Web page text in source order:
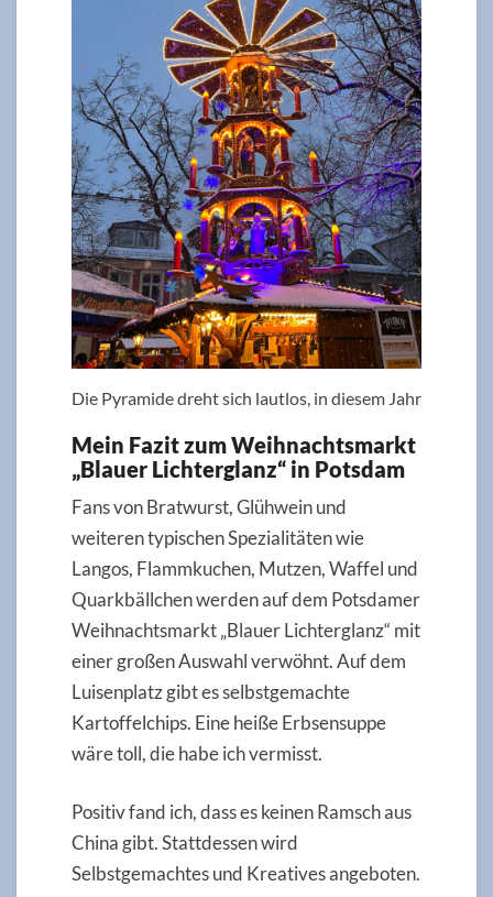
Die Pyramide dreht sich lautlos, in diesem Jahr
Mein Fazit zum Weihnachtsmarkt
„Blauer Lichterglanz“ in Potsdam
Fans von Bratwurst, Glühwein und
weiteren typischen Spezialitäten wie
Langos, Flammkuchen, Mutzen, Waffel und
Quarkbällchen werden auf dem Potsdamer
Weihnachtsmarkt „Blauer Lichterglanz“ mit
einer großen Auswahl verwöhnt. Auf dem
Luisenplatz gibt es selbstgemachte
Kartoffelchips. Eine heiße Erbsensuppe
wäre toll, die habe ich vermisst.
Positiv fand ich, dass es keinen Ramsch aus
China gibt. Stattdessen wird
Selbstgemachtes und Kreatives angeboten.